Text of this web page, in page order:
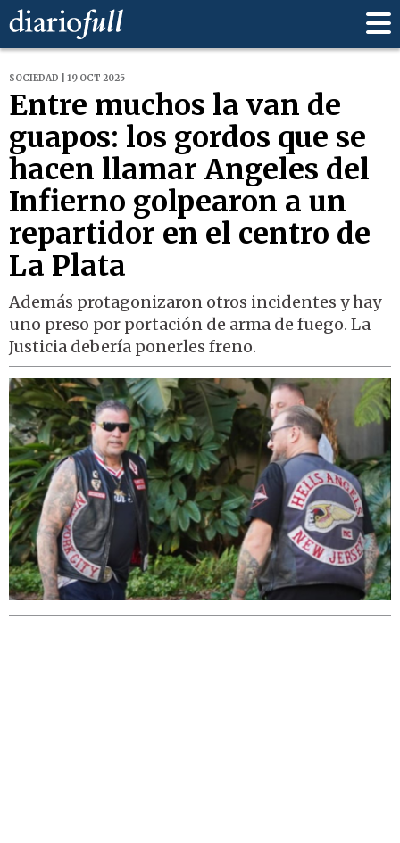
SOCIEDAD | 19 OCT 2025
Entre muchos la van de
guapos: los gordos que se
hacen llamar Angeles del
Infierno golpearon a un
repartidor en el centro de
La Plata
Además protagonizaron otros incidentes y hay
uno preso por portación de arma de fuego. La
Justicia debería ponerles freno.